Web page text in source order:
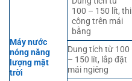
Máy nước
nóng năng
lượng mặt
trời
100 – 150 lít, thi
công trên mái
bằng
Dung tích từ 100
– 150 lít, lắp đặt
mái ngiêng